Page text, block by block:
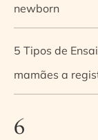
newborn
5 Tipos de
mamães a
6